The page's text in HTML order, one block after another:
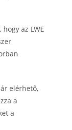
az LWE
elérhető,
a
a